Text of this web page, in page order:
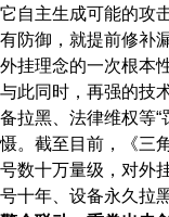
它自主生成可能的攻
有防御，就提前修补
外挂理念的一次根本
与此同时，再强的技
备拉黑、法律维权等
慑。截至目前，《三
号数十万量级，对外
号十年、设备永久拉